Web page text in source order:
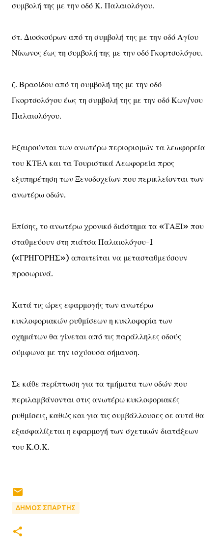
συμβολή της με την οδό Κ. Παλαιολόγου.
στ. Διοσκούρων από τη συμβολή της με την οδό Αγίου
Νίκωνος έως τη συμβολή της με την οδό Γκορτσολόγου.
ζ. Βρασίδου από τη συμβολή της με την οδό
Γκορτσολόγου έως τη συμβολή της με την οδό Κων/νου
Παλαιολόγου.
Εξαιρούνται των ανωτέρω περιορισμών τα λεωφορεία
του ΚΤΕΛ και τα Τουριστικά Λεωφορεία προς
εξυπηρέτηση των Ξενοδοχείων που περικλείονται των
ανωτέρω οδών.
Επίσης, το ανωτέρω χρονικό διάστημα τα «ΤΑΞΙ» που
σταθμεύουν στη πιάτσα Παλαιολόγου-I
(«ΓΡΗΓΟΡΗΣ») απαιτείται να μετασταθμεύσουν
προσωρινά.
Κατά τις ώρες εφαρμογής των ανωτέρω
κυκλοφοριακών ρυθμίσεων η κυκλοφορία των
οχημάτων θα γίνεται από τις παράλληλες οδούς
σύμφωνα με την ισχύουσα σήμανση.
Σε κάθε περίπτωση για τα τμήματα των οδών που
περιλαμβάνονται στις ανωτέρω κυκλοφοριακές
ρυθμίσεις, καθώς και για τις συμβάλλουσες σε αυτά θα
εξασφαλίζεται η εφαρμογή των σχετικών διατάξεων
του Κ.Ο.Κ.
ΔΗΜΟΣ ΣΠΑΡΤΗΣ